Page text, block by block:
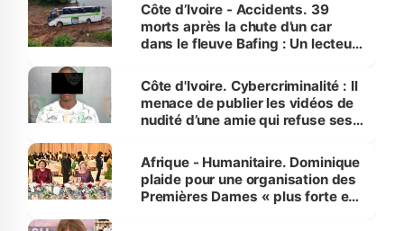
Côte d’Ivoire - Accidents. 39
morts après la chute d’un car
dans le fleuve Bafing : Un lecteur
des Transports
Côte d'Ivoire. Cybercriminalité : Il
menace de publier les vidéos de
nudité d’une amie qui refuse ses
Afrique - Humanitaire. Dominique
plaide pour une organisation des
Premières Dames « plus forte et